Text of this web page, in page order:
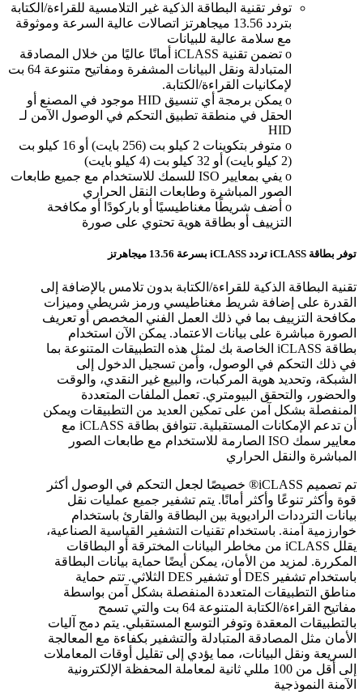
توفر تقنية البطاقة الذكية غير التلامسية للقراءة/الكتابة
بتردد 13.56 ميجاهرتز اتصالات عالية السرعة وموثوقة
مع سلامة عالية للبيانات
o تضمن تقنية iCLASS أمانًا عاليًا من خلال المصادقة
المتبادلة ونقل البيانات المشفرة ومفاتيح متنوعة 64 بت
لإمكانيات القراءة/الكتابة.
o يمكن برمجة أي تنسيق HID موجود في المصنع أو
الحقل في منطقة تطبيق التحكم في الوصول الآمن لـ
HID
o متوفر بتكوينات 2 كيلو بت (256 بايت) أو 16 كيلو بت
(2 كيلو بايت) أو 32 كيلو بت (4 كيلو بايت)
o يفي بمعايير ISO للسمك للاستخدام مع جميع طابعات
الصور المباشرة وطابعات النقل الحراري
o أضف شريطًا مغناطيسيًا أو باركودًا أو مكافحة
التزييف أو بطاقة هوية تحتوي على صورة
توفر بطاقة iCLASS تردد iCLASS بسرعة 13.56 ميجاهرتز
تقنية البطاقة الذكية للقراءة/الكتابة بدون تلامس بالإضافة إلى
القدرة على إضافة شريط مغناطيسي ورمز شريطي وميزات
مكافحة التزييف بما في ذلك العمل الفني المخصص أو تعريف
الصورة مباشرة على بيانات الاعتماد. يمكن الآن استخدام
بطاقة iCLASS الخاصة بك لمثل هذه التطبيقات المتنوعة بما
في ذلك التحكم في الوصول، وأمن تسجيل الدخول إلى
الشبكة، وتحديد هوية المركبات، والبيع غير النقدي، والوقت
والحضور، والتحقق البيومتري. تعمل الملفات المتعددة
المنفصلة بشكل آمن على تمكين العديد من التطبيقات ويمكن
أن تدعم الإمكانات المستقبلية. تتوافق بطاقة iCLASS مع
معايير سمك ISO الصارمة للاستخدام مع طابعات الصور
المباشرة والنقل الحراري
تم تصميم iCLASS® خصيصًا لجعل التحكم في الوصول أكثر
قوة وأكثر تنوعًا وأكثر أمانًا. يتم تشفير جميع عمليات نقل
بيانات الترددات الراديوية بين البطاقة والقارئ باستخدام
خوارزمية آمنة. باستخدام تقنيات التشفير القياسية الصناعية،
يقلل iCLASS من مخاطر البيانات المخترقة أو البطاقات
المكررة. لمزيد من الأمان، يمكن أيضًا حماية بيانات البطاقة
باستخدام تشفير DES أو تشفير DES الثلاثي. تتم حماية
مناطق التطبيقات المتعددة المنفصلة بشكل آمن بواسطة
مفاتيح القراءة/الكتابة المتنوعة 64 بت والتي تسمح
بالتطبيقات المعقدة وتوفر التوسع المستقبلي. يتم دمج آليات
الأمان مثل المصادقة المتبادلة والتشفير بكفاءة مع المعالجة
السريعة ونقل البيانات، مما يؤدي إلى تقليل أوقات المعاملات
إلى أقل من 100 مللي ثانية لمعاملة المحفظة الإلكترونية
الآمنة النموذجية